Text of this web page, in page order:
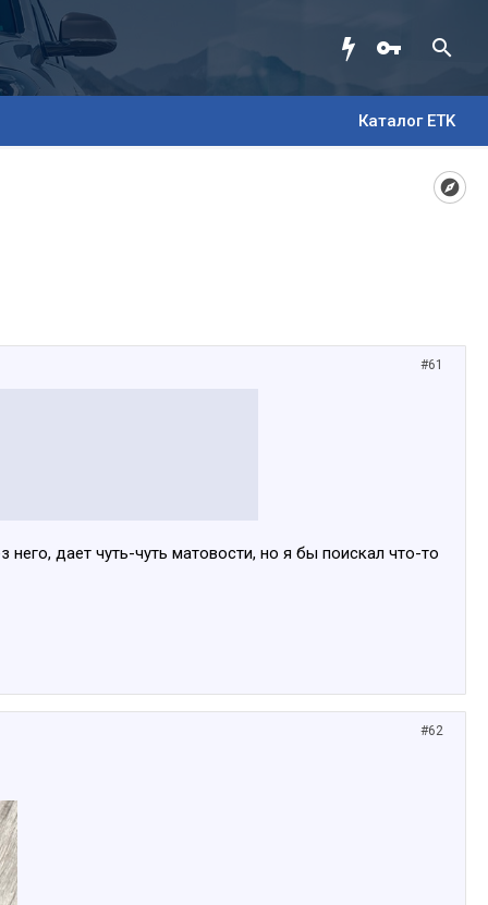
Каталог ETK
#61
дает чуть-чуть матовости, но я бы поискал что-то
#62